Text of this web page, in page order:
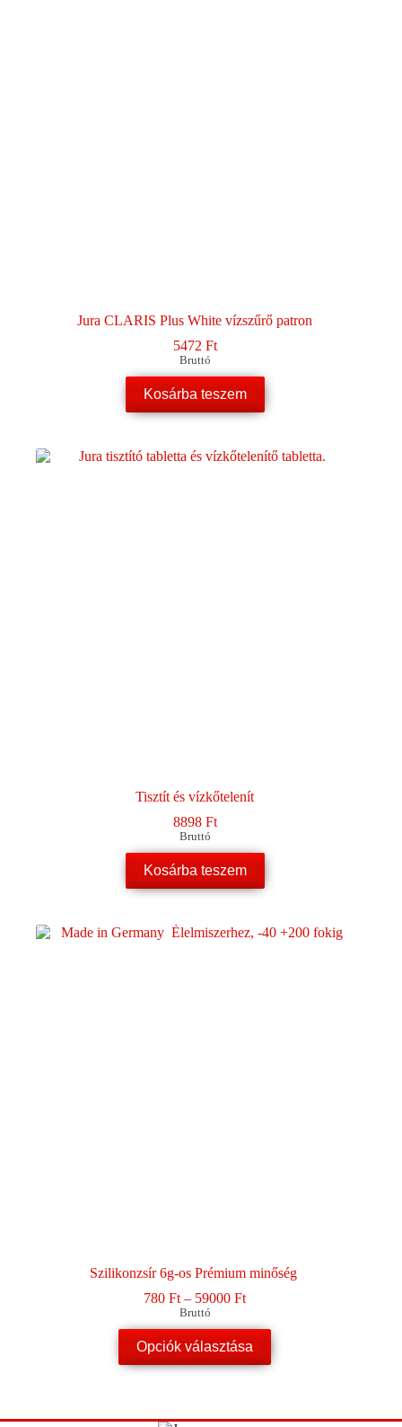
Jura CLARIS Plus White vízszűrő patron
5472 Ft
Bruttó
Kosárba teszem
Tisztít és vízkőtelenít
8898 Ft
Bruttó
Kosárba teszem
Szilikonzsír 6g-os Prémium minőség
780Ft – 59000FtÁrtartomány:
-
59000 Ft
Bruttó
Opciók választása
Ennek
a
terméknek
van.